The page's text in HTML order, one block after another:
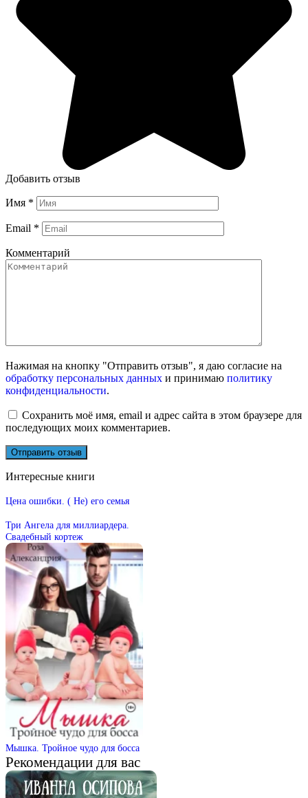
Добавить отзыв
Имя *
Email *
Комментарий
Нажимая на кнопку "Отправить отзыв", я даю согласие на
обработку персональных данных и принимаю политику
конфиденциальности.
Сохранить моё имя, email и адрес сайта в этом браузере для
последующих моих комментариев.
Интересные книги
Цена ошибки. ( Не) его семья
Три Ангела для миллиардера.
Свадебный кортеж
Мышка. Тройное чудо для босса
Рекомендации для вас